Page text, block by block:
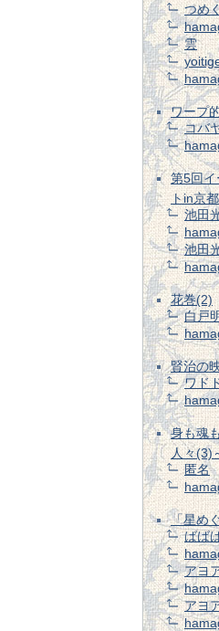
つめ
雲
ワープ
コバ
第5回
トin京
池田
池田
花巻(2)
白戸
賢治の
ワド
身も魂
人々(3)
匿名
「星め
ばば
アヨ
アヨ